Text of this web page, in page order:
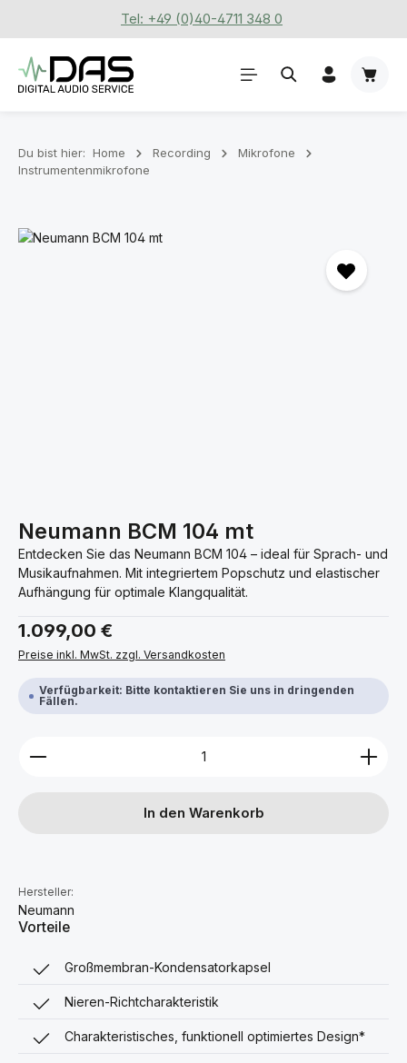
Zum Hauptinhalt springenTel: +49 (0)40-4711 348 0
Du bist hier: Home Recording
Mikrofone
Instrumentenmikrofone
Bildergalerie überspringen
Neumann BCM 104 mt
Entdecken Sie das Neumann BCM 104 – ideal für Sprach- und
Musikaufnahmen. Mit integriertem Popschutz und elastischer
Aufhängung für optimale Klangqualität.
Regulärer Preis:
1.099,00 €
Preise inkl. MwSt. zzgl. Versandkosten
Verfügbarkeit: Bitte kontaktieren Sie uns in dringenden
Fällen.
Produkt Anzahl: Gib den gewünschten Wert ein
In den Warenkorb
Hersteller:
Neumann
Vorteile
Großmembran-Kondensatorkapsel
Nieren-Richtcharakteristik
Charakteristisches, funktionell optimiertes Design*